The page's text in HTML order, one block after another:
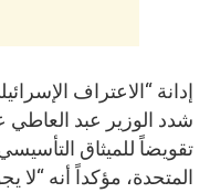
إدانة “الاعتراف
شدد الوزير عبد العاطي
تقويضاً للميثاق
المتحدة، مؤكداً أنه “لا